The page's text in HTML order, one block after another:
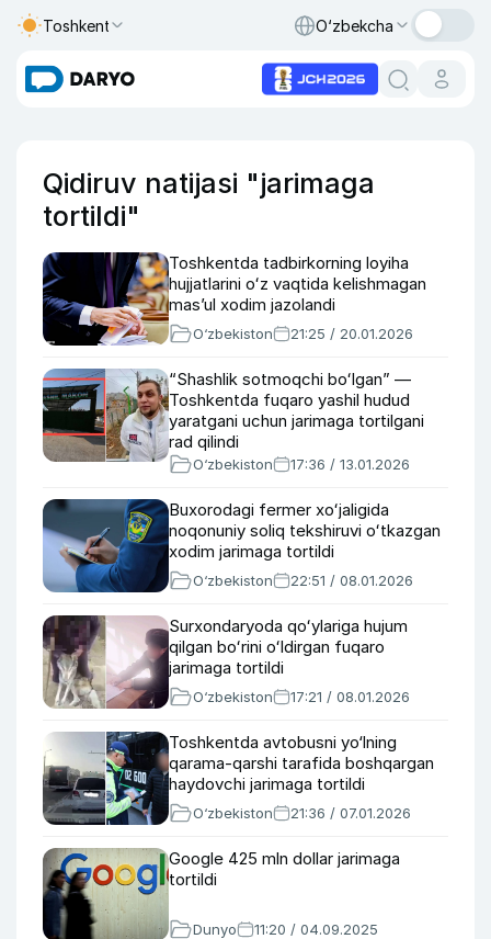
Toshkent O‘zbekcha
Qidiruv natijasi "jarimaga
tortildi"
Toshkentda tadbirkorning loyiha
hujjatlarini oʻz vaqtida kelishmagan
masʼul xodim jazolandi
O‘zbekiston 21:25 / 20.01.2026
“Shashlik sotmoqchi boʻlgan” —
Toshkentda fuqaro yashil hudud
yaratgani uchun jarimaga tortilgani
rad qilindi
O‘zbekiston 17:36 / 13.01.2026
Buxorodagi fermer xoʻjaligida
noqonuniy soliq tekshiruvi oʻtkazgan
xodim jarimaga tortildi
O‘zbekiston 22:51 / 08.01.2026
Surxondaryoda qoʻylariga hujum
qilgan boʻrini oʻldirgan fuqaro
jarimaga tortildi
O‘zbekiston 17:21 / 08.01.2026
Toshkentda avtobusni yo‘lning
qarama-qarshi tarafida boshqargan
haydovchi jarimaga tortildi
O‘zbekiston 21:36 / 07.01.2026
Google 425 mln dollar jarimaga
tortildi
Dunyo 11:20 / 04.09.2025